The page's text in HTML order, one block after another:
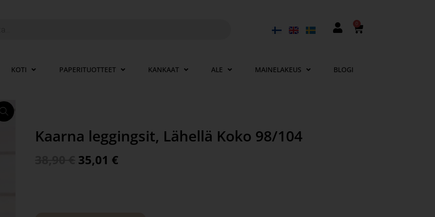
0
KOTI PAPERITUOTTEET KANKAAT ALE MAINELAKEUS BLOGI
Kaarna leggingsit, Lähellä Koko 98/104
35,01 €